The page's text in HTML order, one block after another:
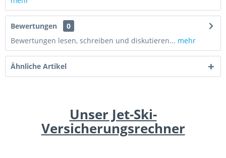
Bewertungen
0
Bewertungen lesen, schreiben und diskutieren... mehr
Ähnliche Artikel
Unser Jet-Ski-
Versicherungsrechner